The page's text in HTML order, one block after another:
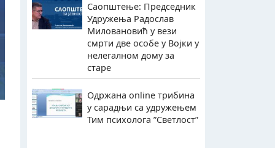
Саопштење: Председник
Удружења Радослав
Миловановић у вези
смрти две особе у Војки у
нелегалном дому за
старе
Одржана online трибина
у сарадњи са удружењем
Тим психолога ”Светлост”